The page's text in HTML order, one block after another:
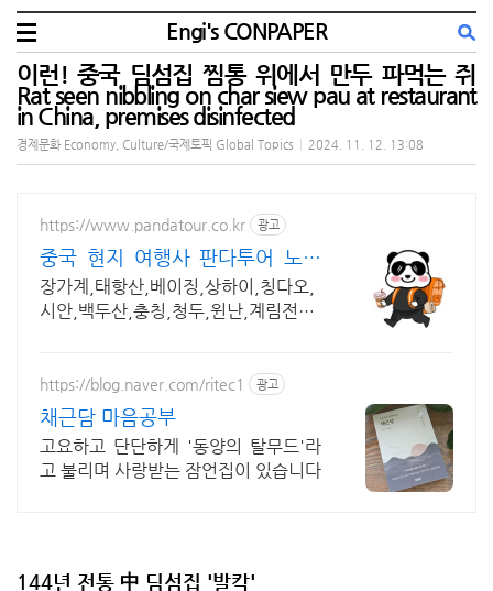
Engi's CONPAPER
이런! 중국 딤섬집 찜통 위에서 만두 파먹는 쥐
Rat seen nibbling on char siew pau at restaurant
in China, premises disinfected
경제문화 Economy, Culture/국제토픽 Global Topics 2024. 11. 12. 13:08
https://www.pandatour.co.kr 광고
중국 현지 여행사 판다투어 노쇼
핑,노옵션,노팁
장가계,태항산,베이징,상하이,칭다오,
시안,백두산,충칭,청두,윈난,계림전문
https://blog.naver.com/ritec1 광고
채근담 마음공부
고요하고 단단하게 '동양의 탈무드'라
고 불리며 사랑받는 잠언집이 있습니다
144년 전통 中 딤섬집 '발칵'